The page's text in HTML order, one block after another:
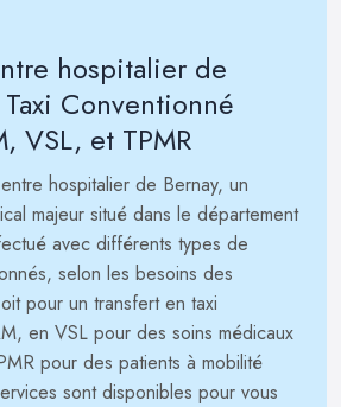
hospitalier de
Conventionné
VSL, et TPMR
hospitalier de Bernay, un
majeur situé dans le département
avec différents types de
selon les besoins des
pour un transfert en taxi
en VSL pour des soins médicaux
pour des patients à mobilité
sont disponibles pour vous